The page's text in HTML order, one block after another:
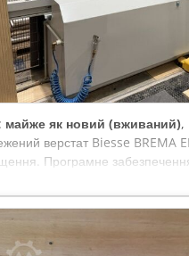
зверху 1 фрезерний
пазів у напрямку X 1
насос Передні захисні
та технічних/
за
майже як новий (вживаний),
верстат Biesse BREMA
Програмне